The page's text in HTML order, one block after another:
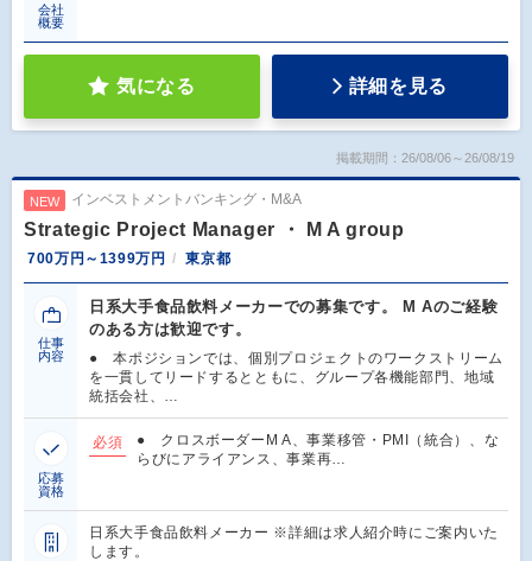
会社
概要
気になる 詳細を見る
掲載期間：26/08/06～26/08/19
NEW インベストメントバンキング・M&A
Strategic Project Manager ・ M A group
700万円～1399万円 東京都
仕事
内容
日系大手食品飲料メーカーでの募集です。 M Aのご経験
のある方は歓迎です。
● 本ポジションでは、個別プロジェクトのワークストリーム
を一貫してリードするとともに、グループ各機能部門、地域
統括会社、…
応募
資格
必須
● クロスボーダーM A、事業移管・PMI（統合）、な
らびにアライアンス、事業再…
日系大手食品飲料メーカー ※詳細は求人紹介時にご案内いた
します。